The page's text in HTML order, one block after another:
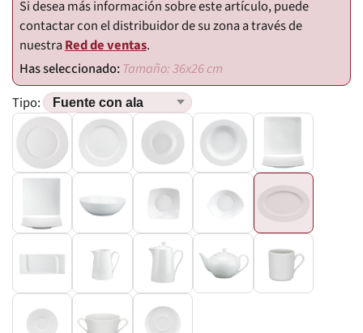
Si desea más información sobre este artículo, puede
contactar con el distribuidor de su zona a través de
nuestraRed de ventas.
Tamaño: 36x26 cm
Tipo: